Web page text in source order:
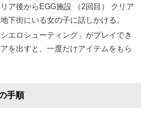
ア後からEGG施設 （2回目） クリア
下街にいる女の子に話しかける。
エロシューティング」がプレイでき
を出すと、一度だけアイテムをもら
手順